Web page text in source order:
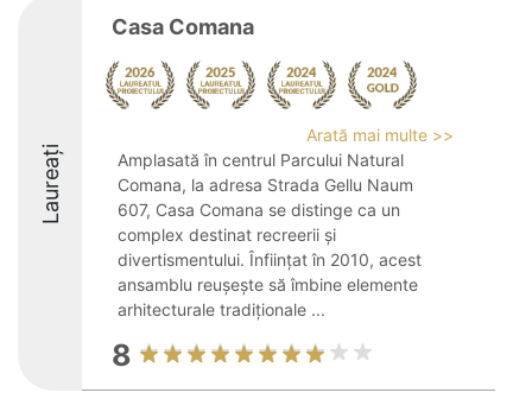
Laureați
Casa Comana
Arată mai multe >>
Amplasată în centrul Parcului Natural
Comana, la adresa Strada Gellu Naum
607, Casa Comana se distinge ca un
complex destinat recreerii și
divertismentului. Înființat în 2010, acest
ansamblu reușește să îmbine elemente
arhitecturale tradiționale ...
8